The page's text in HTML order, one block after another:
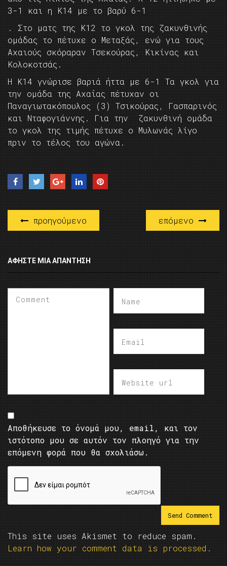
3-1 και η Κ14 με το βαρύ 6-1
. Στο ματς της Κ12 το γκολ της ζακυνθινής
ομάδας το πέτυχε ο Μεταξάς, ενώ για τους
Αχαιούς σκόραραν Τσεκούρας, Κικίνας και
Κολοκοτσάς.
Η Κ14 γνώρισε βαριά ήττα με 6-1 Τα γκολ για
την ομάδα της Αχαΐας πέτυχαν οι
Παναγιωτακόπουλος (3) Τσικούρας, Γασπαρινός
και Νταφογιάννης. Για την ζακυνθινή ομάδα
το γκολ της τιμής πέτυχε ο Μυλωνάς λίγο
πριν το τέλος του αγώνα.
προηγούμενο επόμενο
ΑΦΉΣΤΕ ΜΙΑ ΑΠΆΝΤΗΣΗ
Αποθήκευσε το όνομά μου, email, και τον
ιστότοπο μου σε αυτόν τον πλοηγό για την
επόμενη φορά που θα σχολιάσω.
This site uses Akismet to reduce spam.
Learn how your comment data is processed.